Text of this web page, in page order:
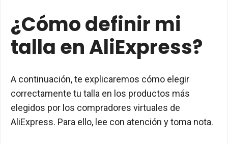
¿Cómo definir mi
talla en AliExpress?
A continuación, te explicaremos cómo elegir
correctamente tu talla en los productos más
elegidos por los compradores virtuales de
AliExpress. Para ello, lee con atención y toma nota.